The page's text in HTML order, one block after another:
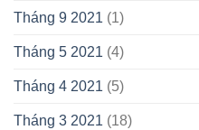
Tháng 9 2021 (1)
Tháng 5 2021 (4)
Tháng 4 2021 (5)
Tháng 3 2021 (18)